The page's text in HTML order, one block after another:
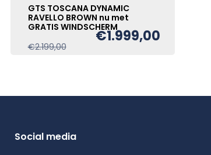
GTS TOSCANA DYNAMIC
RAVELLO BROWN nu met
GRATIS WINDSCHERM
€2.199,00
€1.999,00
Social media